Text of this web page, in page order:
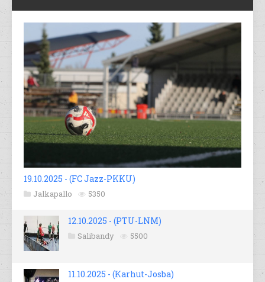
19.10.2025 - (FC Jazz-PKKU)
Jalkapallo 5350
12.10.2025 - (PTU-LNM)
Salibandy 5500
11.10.2025 - (Karhut-Josba)